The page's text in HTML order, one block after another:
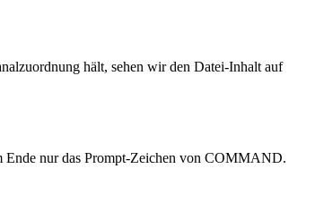
hält, sehen wir den Datei-Inhalt auf
Ende nur das Prompt-Zeichen von COMMAND.